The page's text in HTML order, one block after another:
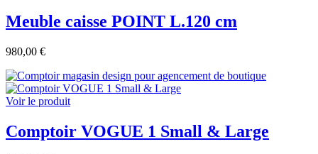
Meuble caisse POINT L.120 cm
980,00 €
Voir le produit
Comptoir VOGUE 1 Small & Large